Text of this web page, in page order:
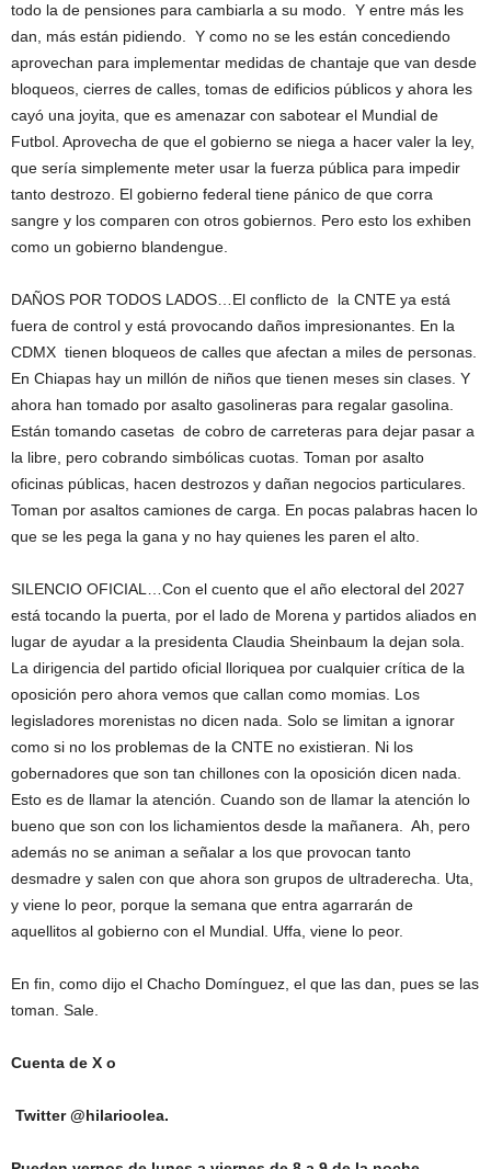
todo la de pensiones para cambiarla a su modo. Y entre más les
dan, más están pidiendo. Y como no se les están concediendo
aprovechan para implementar medidas de chantaje que van desde
bloqueos, cierres de calles, tomas de edificios públicos y ahora les
cayó una joyita, que es amenazar con sabotear el Mundial de
Futbol. Aprovecha de que el gobierno se niega a hacer valer la ley,
que sería simplemente meter usar la fuerza pública para impedir
tanto destrozo. El gobierno federal tiene pánico de que corra
sangre y los comparen con otros gobiernos. Pero esto los exhiben
como un gobierno blandengue.
DAÑOS POR TODOS LADOS…El conflicto de la CNTE ya está
fuera de control y está provocando daños impresionantes. En la
CDMX tienen bloqueos de calles que afectan a miles de personas.
En Chiapas hay un millón de niños que tienen meses sin clases. Y
ahora han tomado por asalto gasolineras para regalar gasolina.
Están tomando casetas de cobro de carreteras para dejar pasar a
la libre, pero cobrando simbólicas cuotas. Toman por asalto
oficinas públicas, hacen destrozos y dañan negocios particulares.
Toman por asaltos camiones de carga. En pocas palabras hacen lo
que se les pega la gana y no hay quienes les paren el alto.
SILENCIO OFICIAL…Con el cuento que el año electoral del 2027
está tocando la puerta, por el lado de Morena y partidos aliados en
lugar de ayudar a la presidenta Claudia Sheinbaum la dejan sola.
La dirigencia del partido oficial lloriquea por cualquier crítica de la
oposición pero ahora vemos que callan como momias. Los
legisladores morenistas no dicen nada. Solo se limitan a ignorar
como si no los problemas de la CNTE no existieran. Ni los
gobernadores que son tan chillones con la oposición dicen nada.
Esto es de llamar la atención. Cuando son de llamar la atención lo
bueno que son con los lichamientos desde la mañanera. Ah, pero
además no se animan a señalar a los que provocan tanto
desmadre y salen con que ahora son grupos de ultraderecha. Uta,
y viene lo peor, porque la semana que entra agarrarán de
aquellitos al gobierno con el Mundial. Uffa, viene lo peor.
En fin, como dijo el Chacho Domínguez, el que las dan, pues se las
toman. Sale.
Cuenta de X o
Twitter @hilarioolea.